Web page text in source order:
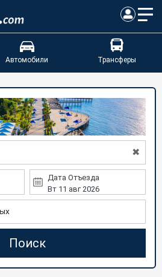
Автомобили Трансферы
✖
Дата Отъезда
Поиск